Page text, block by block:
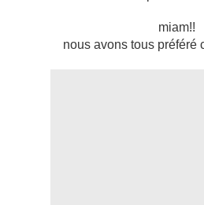
miam!!
nous avons tous préféré